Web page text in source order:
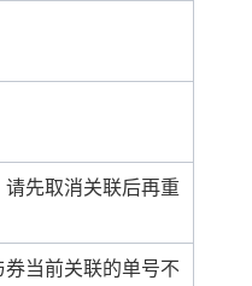
先取消关联后再重
当前关联的单号不